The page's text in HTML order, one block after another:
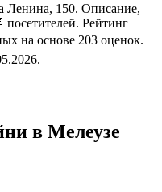
Ленина, 150. Описание,
Рейтинг
на основе 203 оценок.
в Мелеузе